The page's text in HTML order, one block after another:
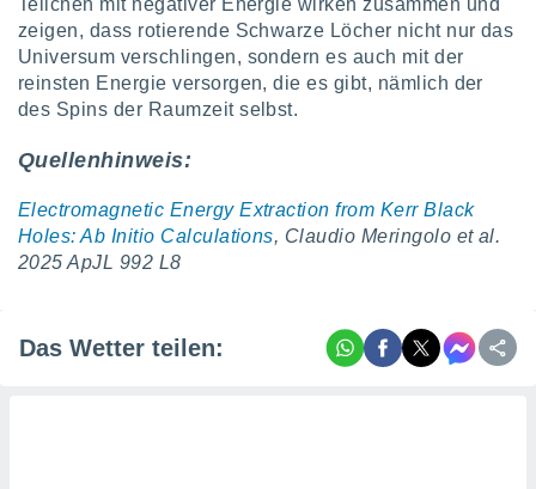
Teilchen mit negativer Energie wirken zusammen und
zeigen, dass rotierende Schwarze Löcher nicht nur das
Universum verschlingen, sondern es auch mit der
reinsten Energie versorgen, die es gibt, nämlich der
des Spins der Raumzeit selbst.
Quellenhinweis:
Electromagnetic Energy Extraction from Kerr Black
Holes: Ab Initio Calculations, Claudio Meringolo et al.
2025 ApJL 992 L8
Das Wetter teilen: